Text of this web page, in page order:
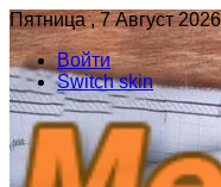
Пятница , 7 Август 2026
Войти
Switch skin